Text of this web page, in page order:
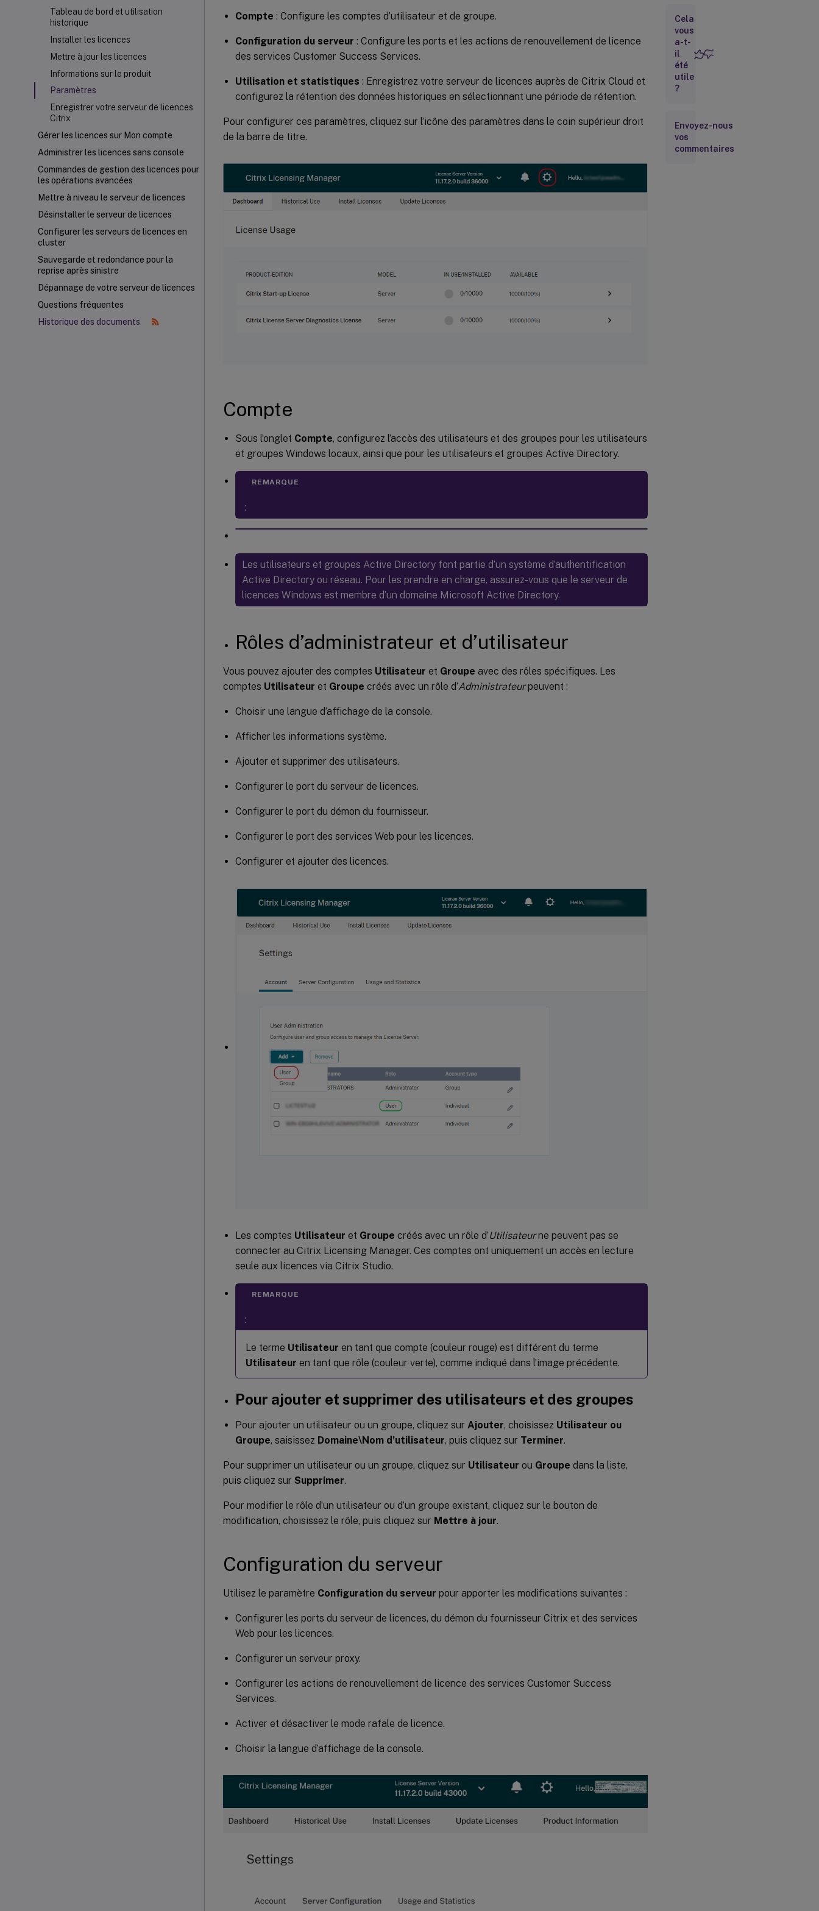
Tableau de bord et utilisation
historique
Installer les licences
Mettre à jour les licences
Informations sur le produit
Paramètres
Enregistrer votre serveur de licences
Citrix
Gérer les licences sur Mon compte
Administrer les licences sans console
Commandes de gestion des licences pour
les opérations avancées
Mettre à niveau le serveur de licences
Désinstaller le serveur de licences
Configurer les serveurs de licences en
cluster
Sauvegarde et redondance pour la
reprise après sinistre
Dépannage de votre serveur de licences
Questions fréquentes
Historique des documents
Compte : Configure les comptes d’utilisateur et de groupe.
Configuration du serveur : Configure les ports et les actions de renouvellement de licence
des services Customer Success Services.
Utilisation et statistiques : Enregistrez votre serveur de licences auprès de Citrix Cloud et
configurez la rétention des données historiques en sélectionnant une période de rétention.
Pour configurer ces paramètres, cliquez sur l’icône des paramètres dans le coin supérieur droit
de la barre de titre.
Compte
Sous l’onglet Compte, configurez l’accès des utilisateurs et des groupes pour les utilisateurs
et groupes Windows locaux, ainsi que pour les utilisateurs et groupes Active Directory.
REMARQUE
:
Les utilisateurs et groupes Active Directory font partie d’un système d’authentification
Active Directory ou réseau. Pour les prendre en charge, assurez-vous que le serveur de
licences Windows est membre d’un domaine Microsoft Active Directory.
Rôles d’administrateur et d’utilisateur
Vous pouvez ajouter des comptes Utilisateur et Groupe avec des rôles spécifiques. Les
comptes Utilisateur et Groupe créés avec un rôle d’Administrateurpeuvent :
Choisir une langue d’affichage de la console.
Afficher les informations système.
Ajouter et supprimer des utilisateurs.
Configurer le port du serveur de licences.
Configurer le port du démon du fournisseur.
Configurer le port des services Web pour les licences.
Configurer et ajouter des licences.
Les comptes Utilisateur et Groupe créés avec un rôle d’Utilisateurne peuvent pas se
connecter au Citrix Licensing Manager. Ces comptes ont uniquement un accès en lecture
seule aux licences via Citrix Studio.
REMARQUE
:
Le terme Utilisateur en tant que compte (couleur rouge) est différent du terme
Utilisateur en tant que rôle (couleur verte), comme indiqué dans l’image précédente.
Pour ajouter et supprimer des utilisateurs et des groupes
Pour ajouter un utilisateur ou un groupe, cliquez sur Ajouter, choisissez Utilisateur ou
Groupe, saisissez Domaine\Nom d’utilisateur, puis cliquez sur Terminer.
Pour supprimer un utilisateur ou un groupe, cliquez sur Utilisateur ou Groupe dans la liste,
puis cliquez sur Supprimer.
Pour modifier le rôle d’un utilisateur ou d’un groupe existant, cliquez sur le bouton de
modification, choisissez le rôle, puis cliquez sur Mettre à jour.
Configuration du serveur
Utilisez le paramètre Configuration du serveur pour apporter les modifications suivantes :
Configurer les ports du serveur de licences, du démon du fournisseur Citrix et des services
Web pour les licences.
Configurer un serveur proxy.
Configurer les actions de renouvellement de licence des services Customer Success
Services.
Activer et désactiver le mode rafale de licence.
Choisir la langue d’affichage de la console.
Bundle
de
support
Utilisation
et
Partager
les
statistiques
Cela
vous
a-t-
il
été
utile
?
Envoyez-nous
vos
commentaires